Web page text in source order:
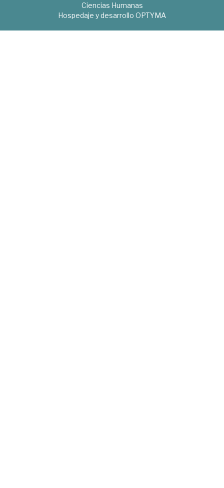
Ciencias Humanas
Hospedaje y desarrollo OPTYMA